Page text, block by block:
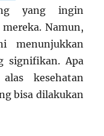
yang ingin
Namun,
menunjukkan
signifikan. Apa
kesehatan
bisa dilakukan